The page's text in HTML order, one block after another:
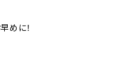
めに！